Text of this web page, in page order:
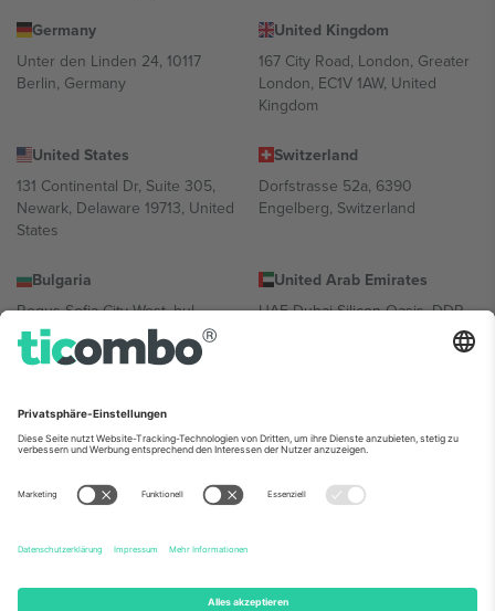
Germany
Unter den Linden 24, 10117
Berlin, Germany
United Kingdom
167 City Road, London, Greater
London, EC1V 1AW, United
Kingdom
United States
131 Continental Dr, Suite 305,
Newark, Delaware 19713, United
States
Switzerland
Dorfstrasse 52a, 6390
Engelberg, Switzerland
Bulgaria
Regus Sofia City West, bul
Totleben 53-55, 1606 Sofia,
Bulgaria
United Arab Emirates
UAE Dubai Silicon Oasis, DDP
Building A1, Office 302, Dubai,
Mexico
Av Chapultepec 360, Roma
Norte, Cuauhtémoc, 06700
Ciudad de México, CDMX,
Mexico
Die juristische Person des Plattformanbieters kann je nach
Informationen finden Sie auf der jeweiligen Veranstaltungsseite, im